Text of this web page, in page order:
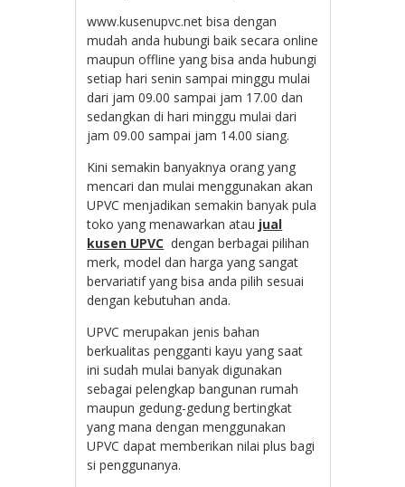
www.kusenupvc.net bisa dengan
mudah anda hubungi baik secara online
maupun offline yang bisa anda hubungi
setiap hari senin sampai minggu mulai
dari jam 09.00 sampai jam 17.00 dan
sedangkan di hari minggu mulai dari
jam 09.00 sampai jam 14.00 siang.
Kini semakin banyaknya orang yang
mencari dan mulai menggunakan akan
UPVC menjadikan semakin banyak pula
toko yang menawarkan atau jual
kusen UPVC dengan berbagai pilihan
merk, model dan harga yang sangat
bervariatif yang bisa anda pilih sesuai
dengan kebutuhan anda.
UPVC merupakan jenis bahan
berkualitas pengganti kayu yang saat
ini sudah mulai banyak digunakan
sebagai pelengkap bangunan rumah
maupun gedung-gedung bertingkat
yang mana dengan menggunakan
UPVC dapat memberikan nilai plus bagi
si penggunanya.